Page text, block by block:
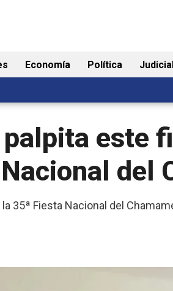
Economía Política
este
del
35ª Fiesta Nacional del